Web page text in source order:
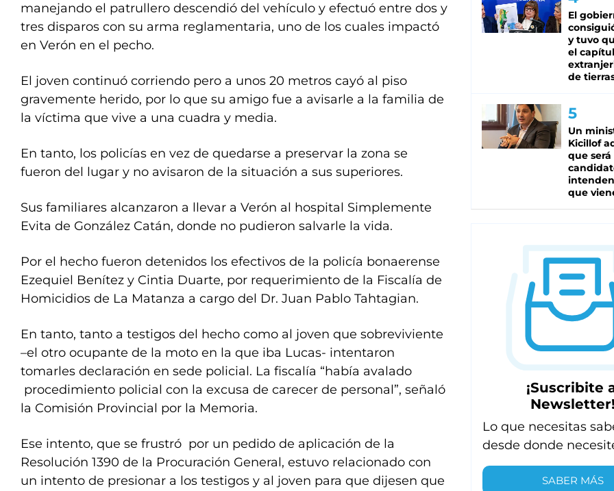
manejando el patrullero descendió del vehículo y efectuó entre dos y
tres disparos con su arma reglamentaria, uno de los cuales impactó
en Verón en el pecho.
El joven continuó corriendo pero a unos 20 metros cayó al piso
gravemente herido, por lo que su amigo fue a avisarle a la familia de
la víctima que vive a una cuadra y media.
En tanto, los policías en vez de quedarse a preservar la zona se
fueron del lugar y no avisaron de la situación a sus superiores.
Sus familiares alcanzaron a llevar a Verón al hospital Simplemente
Evita de González Catán, donde no pudieron salvarle la vida.
Por el hecho fueron detenidos los efectivos de la policía bonaerense
Ezequiel Benítez y Cintia Duarte, por requerimiento de la Fiscalía de
Homicidios de La Matanza a cargo del Dr. Juan Pablo Tahtagian.
En tanto, tanto a testigos del hecho como al joven que sobreviviente
–el otro ocupante de la moto en la que iba Lucas- intentaron
tomarles declaración en sede policial. La fiscalía “había avalado
procedimiento policial con la excusa de carecer de personal”, señaló
la Comisión Provincial por la Memoria.
Ese intento, que se frustró por un pedido de aplicación de la
Resolución 1390 de la Procuración General, estuvo relacionado con
un intento de presionar a los testigos y al joven para que dijesen que
El
y tuvo
el
de
Un
Kicillof
que será
que
¡Suscribite
Newsletter!
Lo que necesitas
desde donde
SABER MÁS